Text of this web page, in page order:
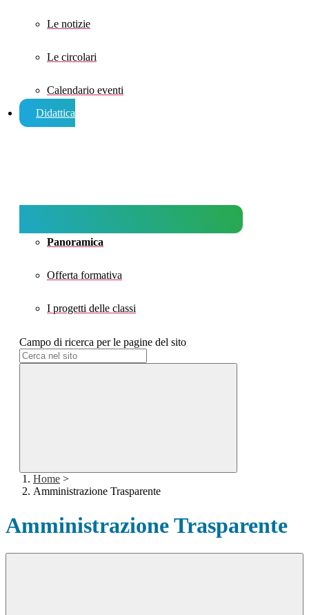
Le notizie
Le circolari
Calendario eventi
Didattica
Panoramica
Offerta formativa
I progetti delle classi
Campo di ricerca per le pagine del sito
Home >
Amministrazione Trasparente
Amministrazione Trasparente